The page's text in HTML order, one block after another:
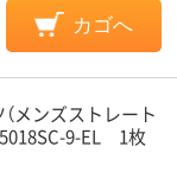
カゴへ
メンズストレート
9-EL 1枚